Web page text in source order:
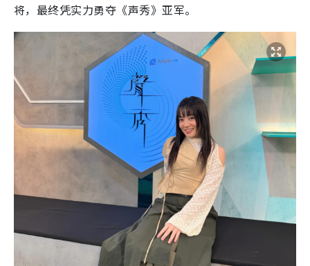
将，最终凭实力勇夺《声秀》亚军。